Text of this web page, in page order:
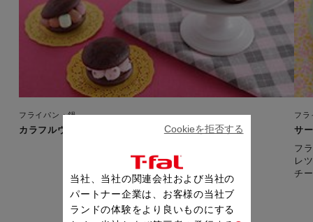
フライパン・鍋
カラフルウーピーパイ
フラ
サ
フ
レ
チ
当社、当社の関連会社および当社の
パートナー企業は、お客様の当社ブ
ランドの体験をより良いものにする
Cookieを拒否する